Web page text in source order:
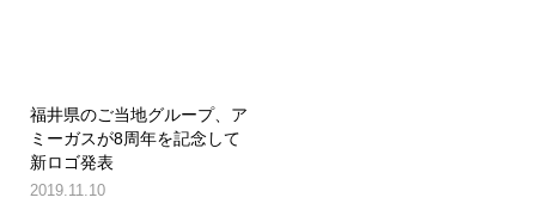
福井県のご当地グループ、ア
ミーガスが8周年を記念して
新ロゴ発表
2019.11.10